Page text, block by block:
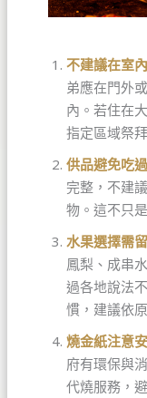
不建議在室
弟應在門外
內。若住在
指定區域祭
供品避免吃
完整，不建
物。這不只
水果選擇需
鳳梨、成串
過各地說法
慣，建議依
燒金紙注意
府有環保與
代燒服務，